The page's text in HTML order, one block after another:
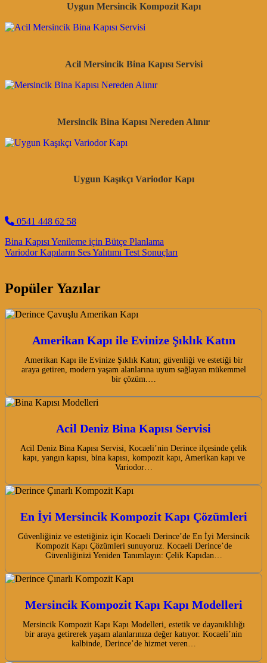
Uygun Mersincik Kompozit Kapı
Acil Mersincik Bina Kapısı Servisi
Mersincik Bina Kapısı Nereden Alınır
Uygun Kaşıkçı Variodor Kapı
0541 448 62 58
Post navigation
Bina Kapısı Yenileme için Bütçe Planlama
Variodor Kapıların Ses Yalıtımı Test Sonuçları
Popüler Yazılar
Amerikan Kapı ile Evinize Şıklık Katın
Amerikan Kapı ile Evinize Şıklık Katın; güvenliği ve estetiği bir
araya getiren, modern yaşam alanlarına uyum sağlayan mükemmel
bir çözüm.…
Acil Deniz Bina Kapısı Servisi
Acil Deniz Bina Kapısı Servisi, Kocaeli’nin Derince ilçesinde çelik
kapı, yangın kapısı, bina kapısı, kompozit kapı, Amerikan kapı ve
Variodor…
En İyi Mersincik Kompozit Kapı Çözümleri
Güvenliğiniz ve estetiğiniz için Kocaeli Derince’de En İyi Mersincik
Kompozit Kapı Çözümleri sunuyoruz. Kocaeli Derince’de
Güvenliğinizi Yeniden Tanımlayın: Çelik Kapıdan…
Mersincik Kompozit Kapı Kapı Modelleri
Mersincik Kompozit Kapı Kapı Modelleri, estetik ve dayanıklılığı
bir araya getirerek yaşam alanlarınıza değer katıyor. Kocaeli’nin
kalbinde, Derince’de hizmet veren…